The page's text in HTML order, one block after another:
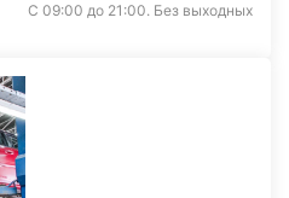
С 09:00 до 21:00. Без выходных